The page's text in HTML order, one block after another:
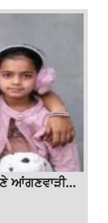
ਆਂਗਣਵਾੜੀ...